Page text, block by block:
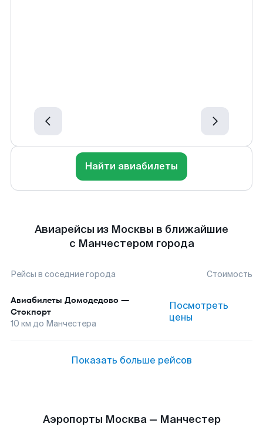
Найти авиабилеты
Авиарейсы из Москвы в ближайшие
с Манчестером города
Рейсы в соседние города Стоимость
Авиабилеты Домодедово —
Стокпорт
10 км до Манчестера
Посмотреть
цены
Показать больше рейсов
Аэропорты Москва — Манчестер